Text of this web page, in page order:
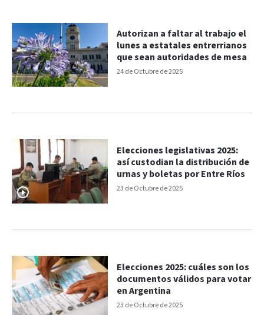
24 de Octubre de 2025
Autorizan a faltar al trabajo el
lunes a estatales entrerrianos
que sean autoridades de mesa
23 de Octubre de 2025
Elecciones legislativas 2025:
así custodian la distribución de
urnas y boletas por Entre Ríos
23 de Octubre de 2025
Elecciones 2025: cuáles son los
documentos válidos para votar
en Argentina